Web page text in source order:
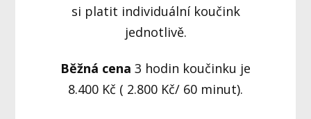
si platit individuální koučink
jednotlivě.
Běžná cena 3 hodin koučinku je
8.400 Kč ( 2.800 Kč/ 60 minut).